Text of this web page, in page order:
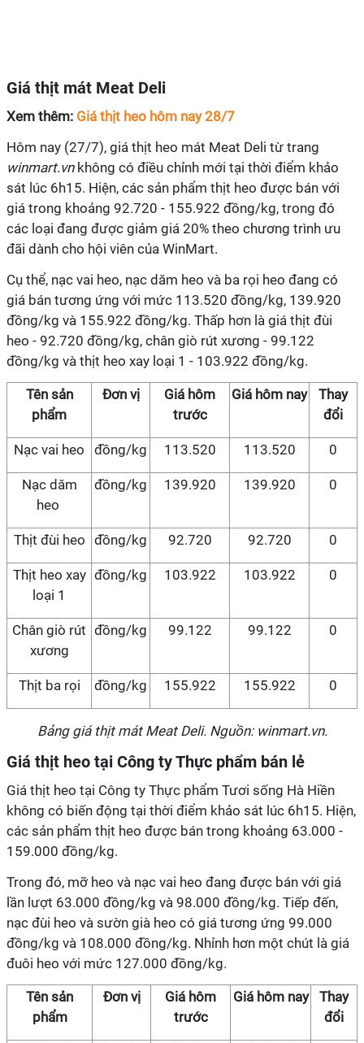
Giá thịt mát Meat Deli
Xem thêm: Giá thịt heo hôm nay 28/7
Hôm nay (27/7), giá thịt heo mát Meat Deli từ trang
winmart.vnkhông có điều chỉnh mới tại thời điểm khảo
sát lúc 6h15. Hiện, các sản phẩm thịt heo được bán với
giá trong khoảng 92.720 - 155.922 đồng/kg, trong đó
các loại đang được giảm giá 20% theo chương trình ưu
đãi dành cho hội viên của WinMart.
Cụ thể, nạc vai heo, nạc dăm heo và ba rọi heo đang có
giá bán tương ứng với mức 113.520 đồng/kg, 139.920
đồng/kg và 155.922 đồng/kg. Thấp hơn là giá thịt đùi
heo - 92.720 đồng/kg, chân giò rút xương - 99.122
đồng/kg và thịt heo xay loại 1 - 103.922 đồng/kg.
Tên sản
phẩm
Đơn vị
Giá hôm
trước
Giá hôm nay
Thay
đổi
Nạc vai heo đồng/kg 113.520 113.520 0
Nạc dăm
heo
đồng/kg 139.920 139.920 0
Thịt đùi heo đồng/kg 92.720 92.720 0
Thịt heo xay
loại 1
đồng/kg 103.922 103.922 0
Chân giò rút
xương
đồng/kg 99.122 99.122 0
Thịt ba rọi đồng/kg 155.922 155.922 0
Bảng giá thịt mát Meat Deli. Nguồn: winmart.vn.
Giá thịt heo tại Công ty Thực phẩm bán lẻ
Giá thịt heo tại Công ty Thực phẩm Tươi sống Hà Hiền
không có biến động tại thời điểm khảo sát lúc 6h15. Hiện,
các sản phẩm thịt heo được bán trong khoảng 63.000 -
159.000 đồng/kg.
Trong đó, mỡ heo và nạc vai heo đang được bán với giá
lần lượt 63.000 đồng/kg và 98.000 đồng/kg. Tiếp đến,
nạc đùi heo và sườn già heo có giá tương ứng 99.000
đồng/kg và 108.000 đồng/kg. Nhỉnh hơn một chút là giá
đuôi heo với mức 127.000 đồng/kg.
Tên sản
phẩm
Đơn vị
Giá hôm
trước
Giá hôm nay
Thay
đổi